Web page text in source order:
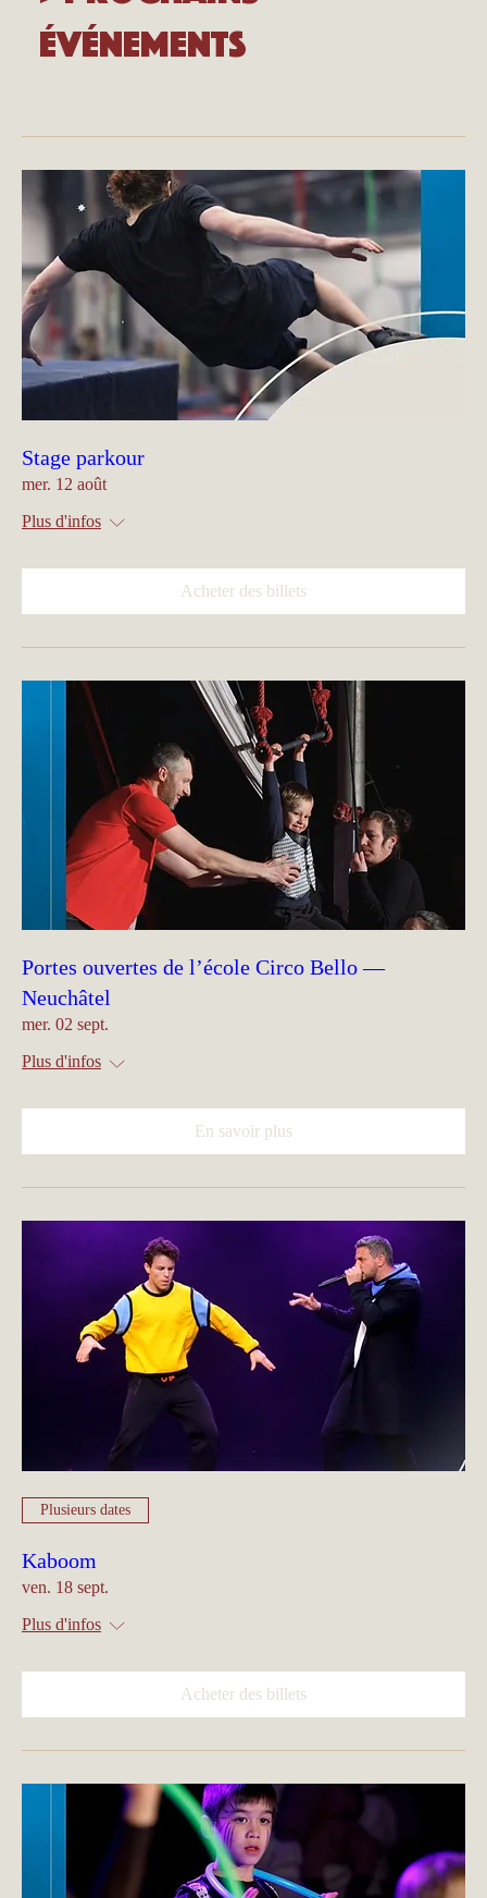
événements
Stage parkour
mer. 12 août
Plus d'infos
Acheter des billets
Portes ouvertes de l’école Circo Bello —
Neuchâtel
mer. 02 sept.
Plus d'infos
En savoir plus
Plusieurs dates
Kaboom
ven. 18 sept.
Plus d'infos
Acheter des billets